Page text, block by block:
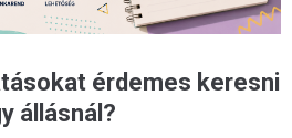
érdemes keresni
állásnál?